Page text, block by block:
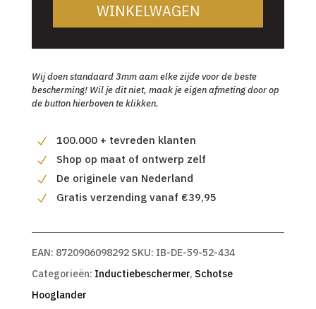
WINKELWAGEN
Wij doen standaard 3mm aam elke zijde voor de beste
bescherming! Wil je dit niet, maak je eigen afmeting door op
de button hierboven te klikken.
100.000 + tevreden klanten
Shop op maat of ontwerp zelf
De originele van Nederland
Gratis verzending vanaf €39,95
EAN: 8720906098292 SKU: IB-DE-59-52-434
Categorieën: Inductiebeschermer, Schotse
Hooglander